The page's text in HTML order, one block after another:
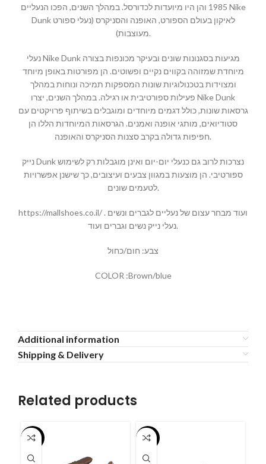
1985 והן היו מיועדות לכדורסל. במהלך השנים, הפכו הנעליים Nike
Dunk לאיקון בעולם הספורט, האופנה והסניקרס (נעלי ספורט
מעוצבות).
נעלי Nike Dunk מגיעות בסגנונות שונים ובעיקר מכונפות בצורה
מיוחדת שמזוהה בקווים נקיים ופשוטים. הן מפורטות באופן מיוחד
ומצוידות בטכנולוגיות שונות המספקות תמיכה ונוחות במהלך
פעילות ספורטיבית או רגילה. במהלך השנים, יצרו Nike Dunk
גרסאות שונות, כולל דגמים מיוחדים ומוגבלים בשיתוף פרויקטים עם
סטודיואים, מותגי אופנה ואמנים. הגרסאות המיוחדות הללו הן
חפיפות גדולה בקרב סצנות הסניקרס והאופנה.
נייק Dunk נצרכות לרוב גם כנעלי יום-יום ואינן מוגבלות רק לשימוש
ספורטיבי. הן מוצעות במגוון צבעים ועיצובים, כך שישנן אפשרויות
לטעמים שונים.
https://mallshoes.co.il/ ועוד מבחר עצום של נעליים לגברים ונשים .
נעלי נייק נשים וגברים ועוד.
צבע: חום/כחול
COLOR :Brown/blue
Additional information
Shipping & Delivery
Related products
-55% -55%